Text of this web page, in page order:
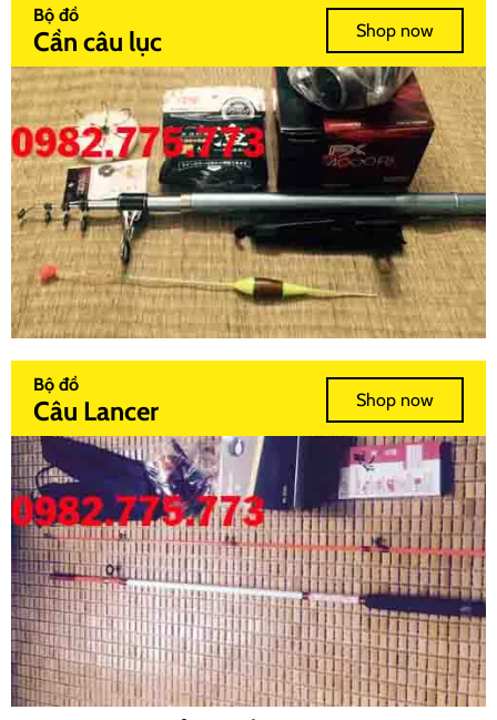
Bộ đồ
Cần câu lục Shop now
Bộ đồ
Câu Lancer Shop now